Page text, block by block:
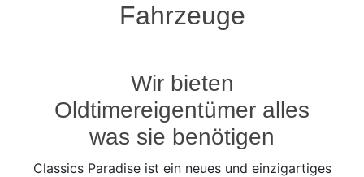
Fahrzeuge
Wir bieten
Oldtimereigentümer alles
was sie benötigen
Classics Paradise ist ein neues und einzigartiges